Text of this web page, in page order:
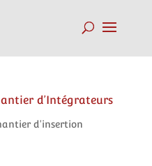
d’Intégrateurs
d'insertion